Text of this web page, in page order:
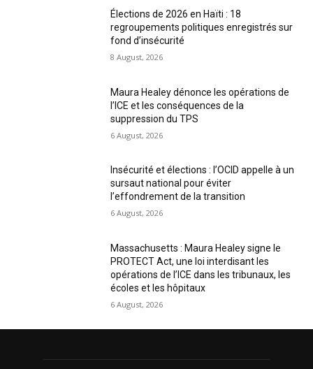
Élections de 2026 en Haïti : 18
regroupements politiques enregistrés sur
fond d’insécurité
8 August, 2026
Maura Healey dénonce les opérations de
l’ICE et les conséquences de la
suppression du TPS
6 August, 2026
Insécurité et élections : l’OCID appelle à un
sursaut national pour éviter
l’effondrement de la transition
6 August, 2026
Massachusetts : Maura Healey signe le
PROTECT Act, une loi interdisant les
opérations de l’ICE dans les tribunaux, les
écoles et les hôpitaux
6 August, 2026